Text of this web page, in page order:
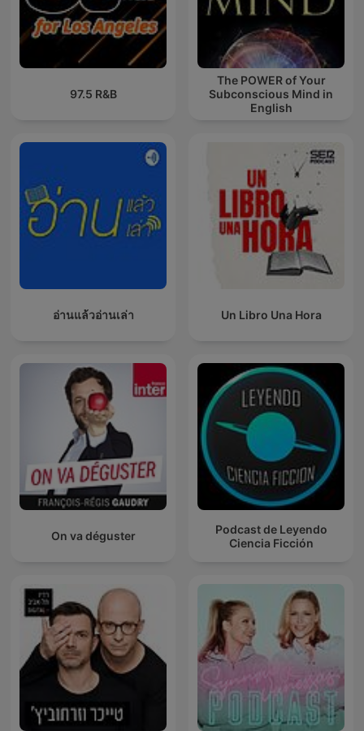
97.5 R&B
The POWER of Your
Subconscious Mind in
English
อ่านแล้วอ่านเล่า Un Libro Una Hora
On va déguster
Podcast de Leyendo
Ciencia Ficción